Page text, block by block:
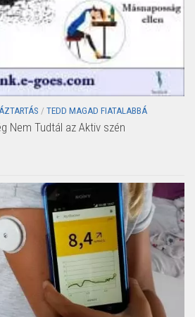
/ TEDD MAGAD FIATALABBÁ
Nem Tudtál az Aktiv szén